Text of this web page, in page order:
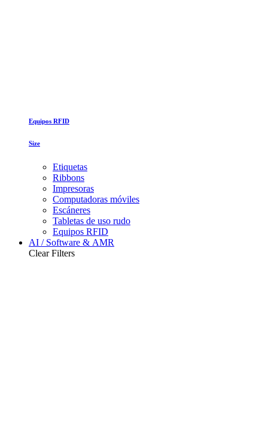
Equipos RFID
Size
Etiquetas
Ribbons
Impresoras
Computadoras móviles
Escáneres
Tabletas de uso rudo
Equipos RFID
AI / Software & AMR
Clear Filters